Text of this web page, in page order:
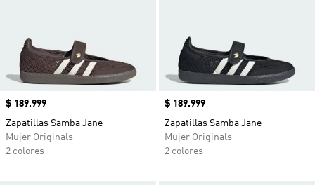
Precio
$ 189.999
Zapatillas Samba Jane
Mujer Originals
2 colores
Precio
$ 189.999
Zapatillas Samba Jane
Mujer Originals
2 colores